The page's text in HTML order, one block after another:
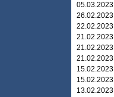
05.03.2023
26.02.2023
22.02.2023
21.02.2023
21.02.2023
21.02.2023
15.02.2023
15.02.2023
13.02.2023